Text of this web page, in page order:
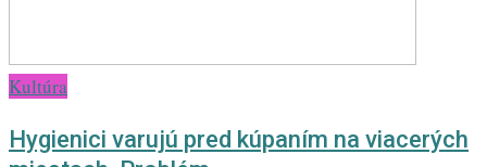
Kultúra
Hygienici varujú pred kúpaním na viacerých